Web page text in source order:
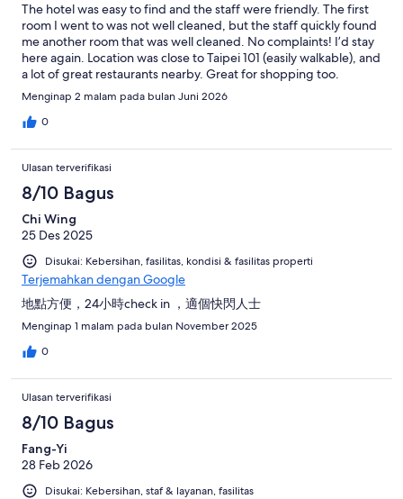
The hotel was easy to find and the staff were friendly. The first
room I went to was not well cleaned, but the staff quickly found
me another room that was well cleaned. No complaints! I’d stay
here again. Location was close to Taipei 101 (easily walkable), and
a lot of great restaurants nearby. Great for shopping too.
Menginap 2 malam pada bulan Juni 2026
0
Ulasan terverifikasi
8/10 Bagus
Chi Wing
25 Des 2025
Disukai: Kebersihan, fasilitas, kondisi & fasilitas properti
Terjemahkan dengan Google
地點方便，24小時check in ，適個快閃人士
Menginap 1 malam pada bulan November 2025
0
Ulasan terverifikasi
8/10 Bagus
Fang-Yi
28 Feb 2026
Disukai: Kebersihan, staf & layanan, fasilitas